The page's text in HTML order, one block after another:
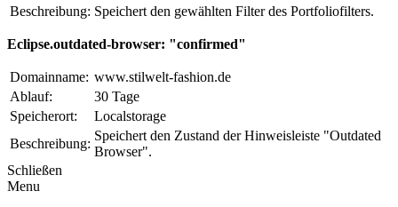
Beschreibung: Speichert den gewählten Filter des Portfoliofilters.
Eclipse.outdated-browser: "confirmed"
Domainname: www.stilwelt-fashion.de
Ablauf:
30 Tage
Speicherort:
Localstorage
Beschreibung:
Speichert den Zustand der Hinweisleiste "Outdated
Browser".
Schließen
Menu